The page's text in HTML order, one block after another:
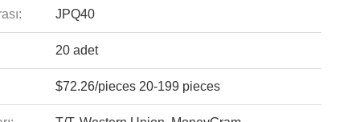
JPQ40
20 adet
$72.26/pieces 20-199 pieces